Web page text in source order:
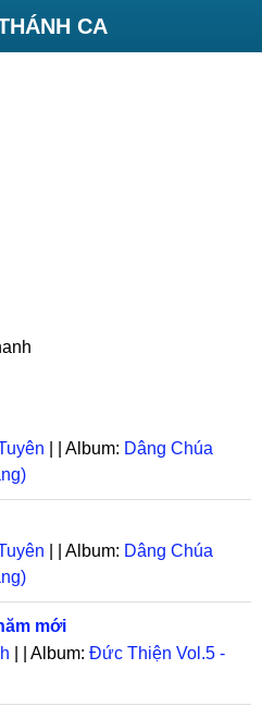
CA
| | Album: Dâng Chúa
| | Album: Dâng Chúa
mới
| | Album: Đức Thiện Vol.5 -